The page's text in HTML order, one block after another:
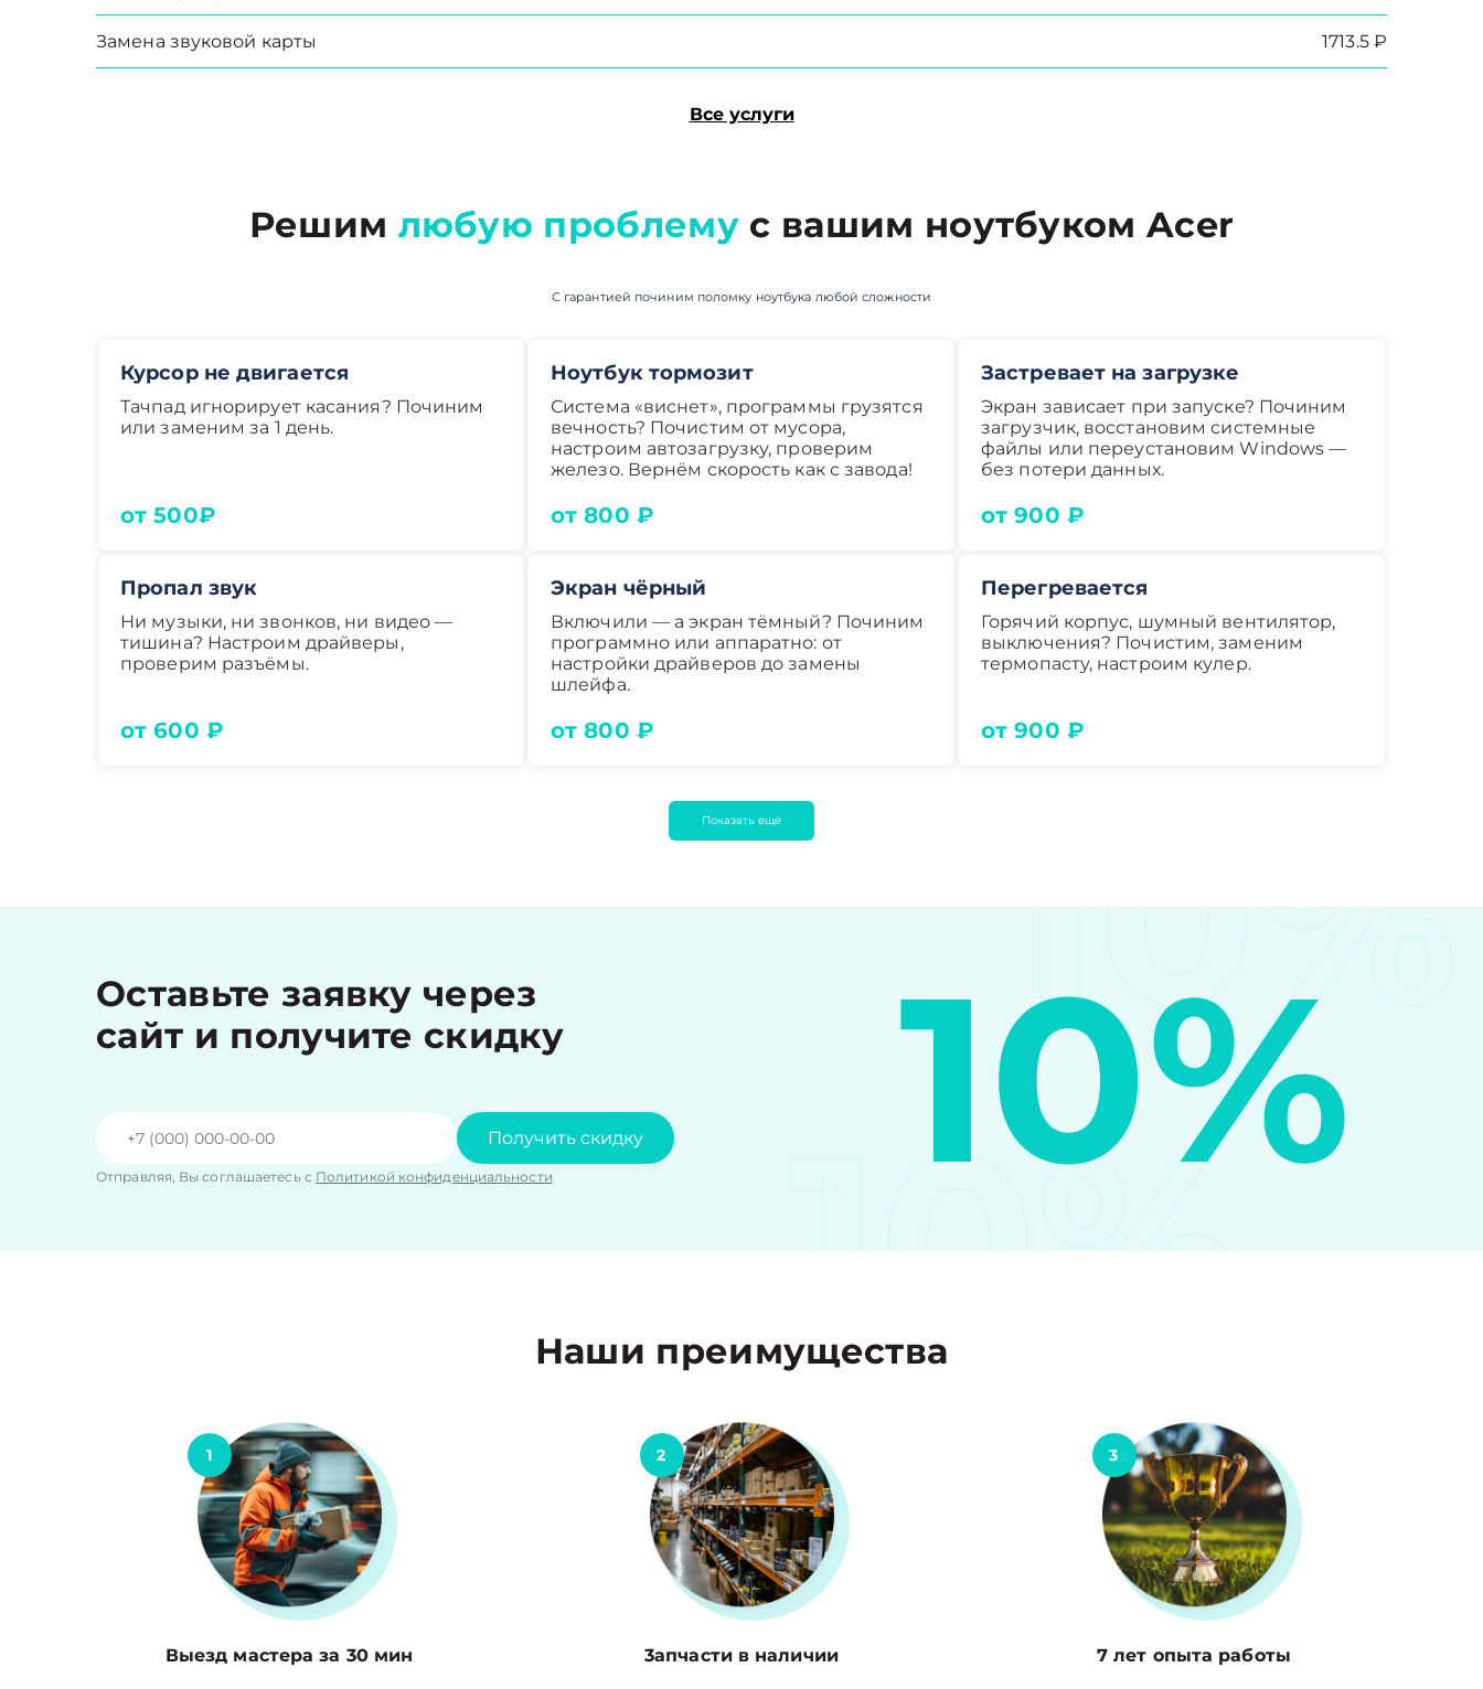
Замена звуковой карты 1713.5 ₽
Все услуги
Решим любую проблему с вашим ноутбуком Acer
С гарантией починим поломку ноутбука любой сложности
Курсор не двигается
Тачпад игнорирует касания? Починим
или заменим за 1 день.
от 500₽
Ноутбук тормозит
Система «виснет», программы грузятся
вечность? Почистим от мусора,
настроим автозагрузку, проверим
железо. Вернём скорость как с завода!
от 800 ₽
Застревает на загрузке
Экран зависает при запуске? Починим
загрузчик, восстановим системные
файлы или переустановим Windows —
без потери данных.
от 900 ₽
Пропал звук
Ни музыки, ни звонков, ни видео —
тишина? Настроим драйверы,
проверим разъёмы.
от 600 ₽
Экран чёрный
Включили — а экран тёмный? Починим
программно или аппаратно: от
настройки драйверов до замены
шлейфа.
от 800 ₽
Перегревается
Горячий корпус, шумный вентилятор,
выключения? Почистим, заменим
термопасту, настроим кулер.
от 900 ₽
Показать ещё
Оставьте заявку через
сайт и получите скидку
Получить скидку
Отправляя, Вы соглашаетесь с Политикой конфиденциальности 10%
10%
10%
Наши преимущества
1
Выезд мастера за 30 мин
2
3апчасти в наличии
3
7 лет опыта работы